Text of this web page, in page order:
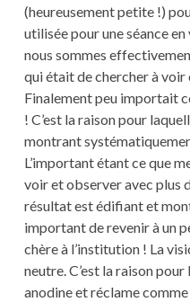
(heureusement petite !)
utilisée pour une séance
nous sommes
qui était de chercher à voir
Finalement peu importait
! C’est la raison pour
montrant
L’important étant ce que
voir et observer avec plus
résultat est édifiant et
important de revenir à un
chère à l’institution ! La
neutre. C’est la raison
anodine et réclame comme